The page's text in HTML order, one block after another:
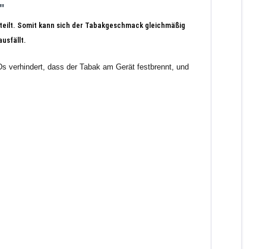
Somit kann sich der Tabakgeschmack gleichmäßig
verhindert, dass der Tabak am Gerät festbrennt, und